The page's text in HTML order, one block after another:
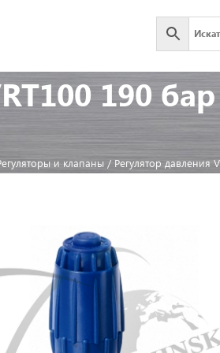
190
и клапаны / Регулятор давления